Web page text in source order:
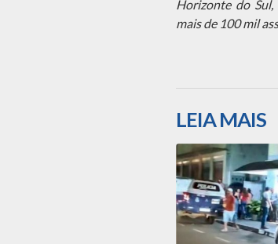
Horizonte do Sul,
mais de 100 mil
LEIA MAIS